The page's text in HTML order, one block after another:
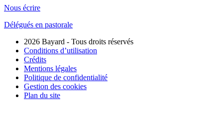
Nous écrire
Délégués en pastorale
2026 Bayard - Tous droits réservés
Conditions d’utilisation
Crédits
Mentions légales
Politique de confidentialité
Gestion des cookies
Plan du site